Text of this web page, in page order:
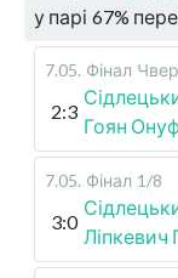
у парі 67%
7.05. Фінал
2:3
Гоян
7.05. Фінал 1/8
3:0
Ліпкевич